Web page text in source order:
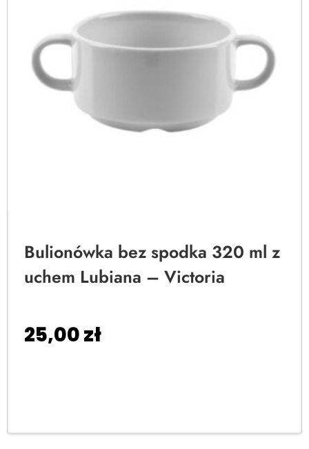
Bulionówka bez spodka 320 ml z
uchem Lubiana – Victoria
25,00zł